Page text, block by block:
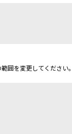
囲を変更してください。